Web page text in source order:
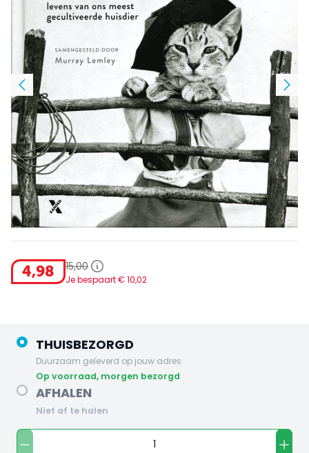
4,98 15,00
Je bespaart € 10,02
THUISBEZORGD
Duurzaam geleverd op jouw adres
op voorraad, morgen bezorgd
AFHALEN
Niet af te halen